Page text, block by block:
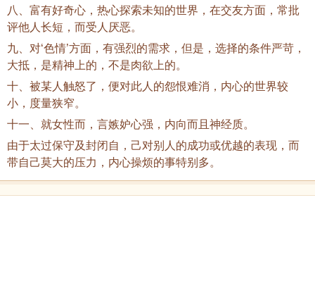
八、富有好奇心，热心探索未知的世界，在交友方面，常批
评他人长短，而受人厌恶。
九、对‘色情’方面，有强烈的需求，但是，选择的条件严苛，
大抵，是精神上的，不是肉欲上的。
十、被某人触怒了，便对此人的怨恨难消，内心的世界较
小，度量狭窄。
十一、就女性而，言嫉妒心强，内向而且神经质。
由于太过保守及封闭自，己对别人的成功或优越的表现，而
带自己莫大的压力，内心操烦的事特别多。